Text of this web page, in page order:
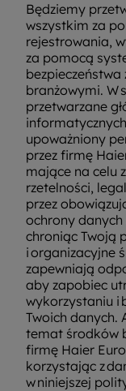
Będziemy
wszystkim za
rejestrowania,
za pomocą
branżowymi. W
przetwarzane
upoważniony
przez firmę
mające na celu
rzetelności,
przez
ochrony
chroniąc Twoją
i organizacyjne
zapewniają
aby zapobiec
wykorzystaniu i
Twoich danych.
temat środków
firmę Haier
korzystając z
w niniejszej